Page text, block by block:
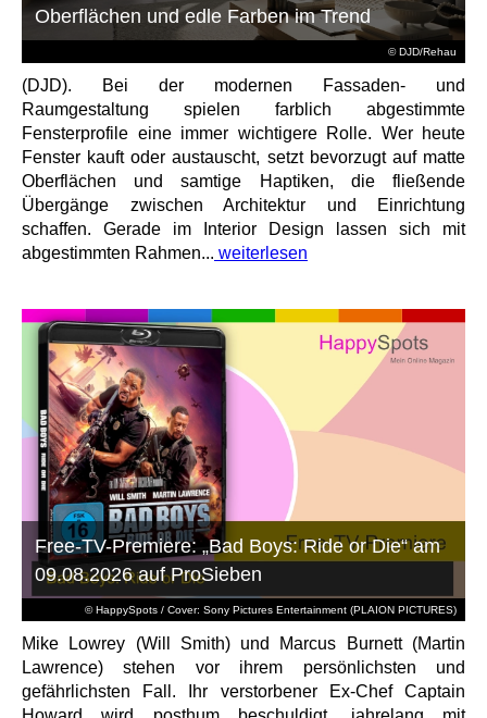
© DJD/Rehau
Oberflächen und edle Farben im Trend
(DJD). Bei der modernen Fassaden- und
Raumgestaltung spielen farblich abgestimmte
Fensterprofile eine immer wichtigere Rolle. Wer heute
Fenster kauft oder austauscht, setzt bevorzugt auf matte
Oberflächen und samtige Haptiken, die fließende
Übergänge zwischen Architektur und Einrichtung
schaffen. Gerade im Interior Design lassen sich mit
abgestimmten Rahmen... weiterlesen
© HappySpots / Cover: Sony Pictures Entertainment (PLAION PICTURES)
Free-TV-Premiere: „Bad Boys: Ride or Die“ am
09.08.2026 auf ProSieben
Mike Lowrey (Will Smith) und Marcus Burnett (Martin
Lawrence) stehen vor ihrem persönlichsten und
gefährlichsten Fall. Ihr verstorbener Ex-Chef Captain